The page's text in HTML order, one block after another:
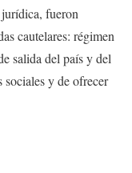
fueron
cautelares: régimen
salida del país y del
y de ofrecer